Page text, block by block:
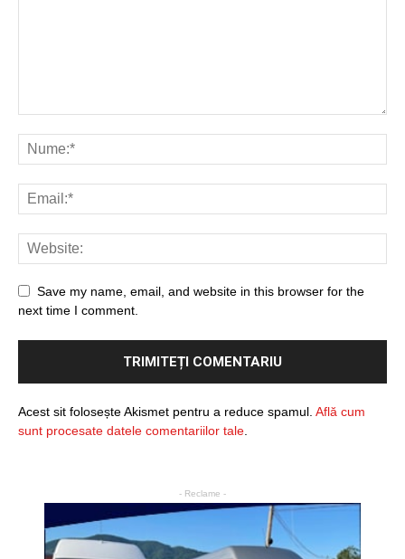
Save my name, email, and website in this browser for the
next time I comment.
Acest sit folosește Akismet pentru a reduce spamul. Află cum
sunt procesate datele comentariilor tale
- Reclame -